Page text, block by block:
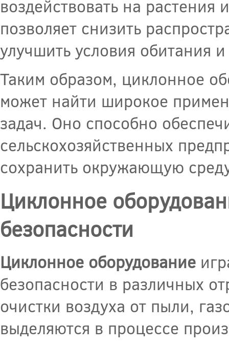
воздействовать на
позволяет снизить
улучшить условия обитания
Таким образом, циклонное
может найти широкое
задач. Оно способно
сельскохозяйственных
сохранить окружающую
Циклонное
безопасности
Циклонное оборудование
безопасности в различных
очистки воздуха от пыли,
выделяются в процессе